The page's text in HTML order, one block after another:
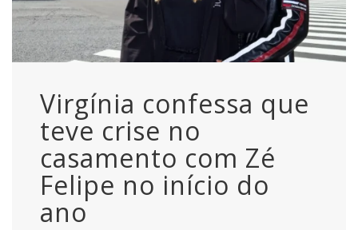
Virgínia confessa que
teve crise no
casamento com Zé
Felipe no início do
ano